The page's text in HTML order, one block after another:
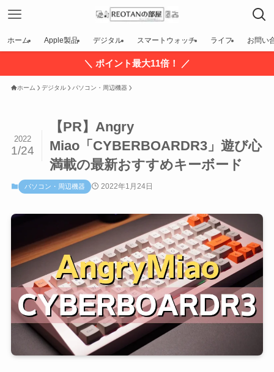
ホーム Apple製品 デジタル スマートウォッチ ライフ お問い
＼ ポイント最大11倍！ ／
ホーム デジタル パソコン・周辺機器
【PR】Angry
Miao「CYBERBOARDR3」遊び心
満載の最新おすすめキーボード
2022
1/24
パソコン・周辺機器 2022年1月24日